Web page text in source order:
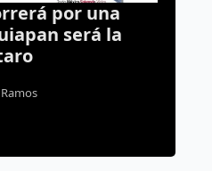
boda en
y da un paso
inclusión
Rico